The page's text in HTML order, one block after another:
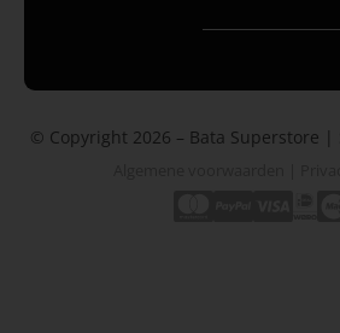
© Copyright 2026 – Bata Superstore |